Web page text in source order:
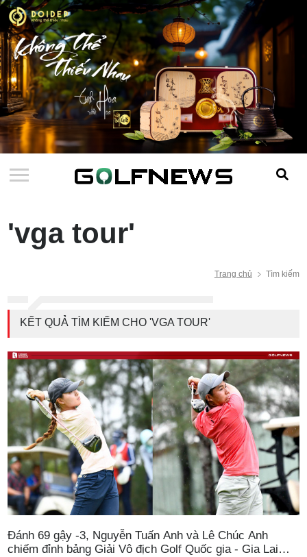
'vga tour'
Trang chủ Tìm kiếm
KẾT QUẢ TÌM KIẾM CHO 'VGA TOUR'
Đánh 69 gậy -3, Nguyễn Tuấn Anh và Lê Chúc Anh
chiếm đỉnh bảng Giải Vô địch Golf Quốc gia - Gia Lai